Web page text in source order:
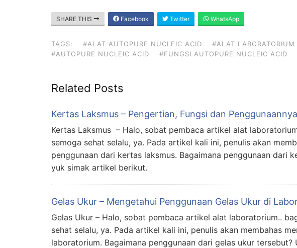
SHARE THIS Facebook Twitter WhatsApp
TAGS: #ALAT AUTOPURE NUCLEIC ACID #ALAT LABORATORIUM
#AUTOPURE NUCLEIC ACID
#FUNGSI AUTOPURE NUCLEIC ACID
Related Posts
Kertas Laksmus – Pengertian, Fungsi dan Penggunaannya
Kertas Laksmus – Halo, sobat pembaca artikel alat
semoga sehat selalu, ya. Pada artikel kali ini, penulis akan
penggunaan dari kertas laksmus. Bagaimana penggunaan dari
yuk simak artikel berikut.
Gelas Ukur – Mengetahui Penggunaan Gelas Ukur di
Gelas Ukur – Halo, sobat pembaca artikel alat laboratorium..
sehat selalu, ya. Pada artikel kali ini, penulis akan membahas
laboratorium. Bagaimana penggunaan dari gelas ukur